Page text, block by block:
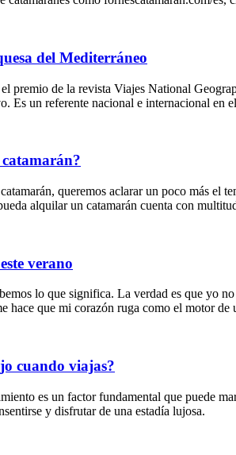
del Mediterráneo
premio de la revista Viajes National
Es un referente nacional e internacional en
queremos aclarar un poco más
alquilar un catamarán cuenta con
verano
lo que significa. La verdad es que yo
hace que mi corazón ruga como el motor de
cuando viajas?
es un factor fundamental que puede
y disfrutar de una estadía lujosa.